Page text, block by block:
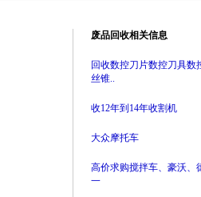
废品回收相关信息
回收数控刀片数控刀具数
丝锥..
收12年到14年收割机
大众摩托车
高价求购搅拌车、豪沃、
一